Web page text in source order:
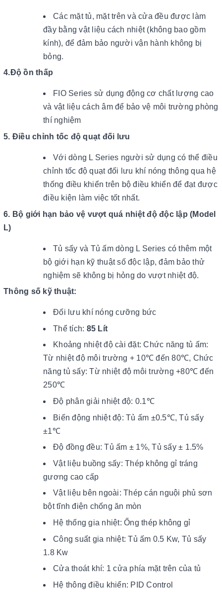
Các mặt tủ, mặt trên và cửa đều được làm
đầy bằng vật liệu cách nhiệt (không bao gồm
kính), để đảm bảo người vận hành không bị
bỏng.
4.Độ ồn thấp
FIO Series sử dụng động cơ chất lượng cao
và vật liệu cách âm để bảo vệ môi trường phòng
thí nghiệm
5. Điều chỉnh tốc độ quạt đối lưu
Với dòng L Series người sử dụng có thể điều
chỉnh tốc độ quạt đối lưu khí nóng thông qua hệ
thống điều khiển trên bộ điều khiển để đạt được
điều kiện làm việc tốt nhất.
6. Bộ giới hạn bảo vệ vượt quá nhiệt độ độc lập (Model
L)
Tủ sấy và Tủ ấm dòng L Series có thêm một
bộ giới hạn kỹ thuật số độc lập, đảm bảo thử
nghiệm sẽ không bị hỏng do vượt nhiệt độ.
Thông số kỹ thuật:
Đối lưu khí nóng cưỡng bức
Thể tích: 85 Lít
Khoảng nhiệt độ cài đặt:Chức năng tủ ấm:
Từ nhiệt độ môi trường + 10℃ đến 80℃, Chức
năng tủ sấy: Từ nhiệt độ môi trường +80℃ đến
250℃
Độ phân giải nhiệt độ: 0.1℃
Biến động nhiệt độ: Tủ ấm ±0.5℃, Tủ sấy
±1℃
Độ đồng đều: Tủ ấm ± 1%, Tủ sấy ± 1.5%
Vật liệu buồng sấy: Thép không gỉ tráng
gương cao cấp
Vật liệu bên ngoài: Thép cán nguội phủ sơn
bột tĩnh điện chống ăn mòn
Hệ thống gia nhiệt: Ống thép không gỉ
Công suất gia nhiệt: Tủ ấm 0.5 Kw, Tủ sấy
1.8 Kw
Cửa thoát khí: 1 cửa phía mặt trên của tủ
Hệ thông điều khiển: PID Control